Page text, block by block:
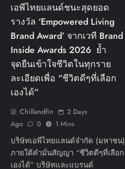
เอพีไทยแลนด์ชนะสุดยอด
รางวัล ‘Empowered Living
Brand Award’ จากเวที Brand
Inside Awards 2026 ย้ำ
จุดยืนเข้าใจชีวิตในทุกราย
ละเอียดเพื่อ “ชีวิตดีๆที่เลือก
เองได้”
Chillandfin
2 Days
Ago
0 1 Mins
บริษัทเอพีไทยแลนด์จำกัด (มหาชน)
ภายใต้คำมั่นสัญญา “ชีวิตดีๆที่เลือก
เองได้” บริษัทและแบรนด์